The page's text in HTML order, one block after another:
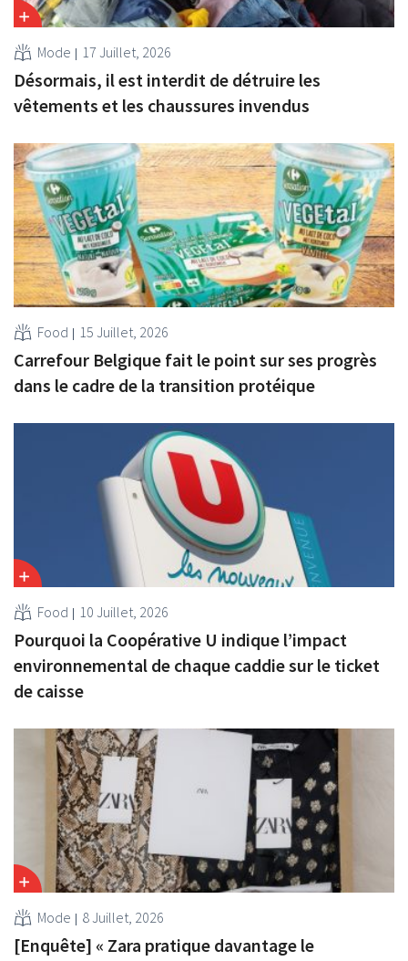
Mode 17 Juillet, 2026
Désormais, il est interdit de détruire les
vêtements et les chaussures invendus
Food 15 Juillet, 2026
Carrefour Belgique fait le point sur ses progrès
dans le cadre de la transition protéique
Food 10 Juillet, 2026
Pourquoi la Coopérative U indique l’impact
environnemental de chaque caddie sur le ticket
de caisse
Mode 8 Juillet, 2026
[Enquête] « Zara pratique davantage le